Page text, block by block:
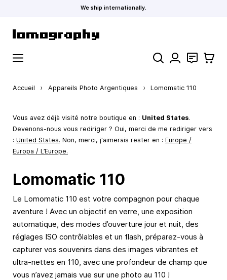
We ship internationally.
RechercherContact
Panier
Accueil › Appareils Photo Argentiques › Lomomatic 110
Vous avez déjà visité notre boutique en : United States.
Devenons-nous vous rediriger ? Oui, merci de me rediriger vers
: United States. Non, merci, j'aimerais rester en : Europe /
Europa / L’Europe.
Lomomatic 110
Le Lomomatic 110 est votre compagnon pour chaque
aventure ! Avec un objectif en verre, une exposition
automatique, des modes d’ouverture jour et nuit, des
réglages ISO contrôlables et un flash, préparez-vous à
capturer vos souvenirs dans des images vibrantes et
ultra-nettes en 110, avec une profondeur de champ que
vous n’avez jamais vue sur une photo au 110 !